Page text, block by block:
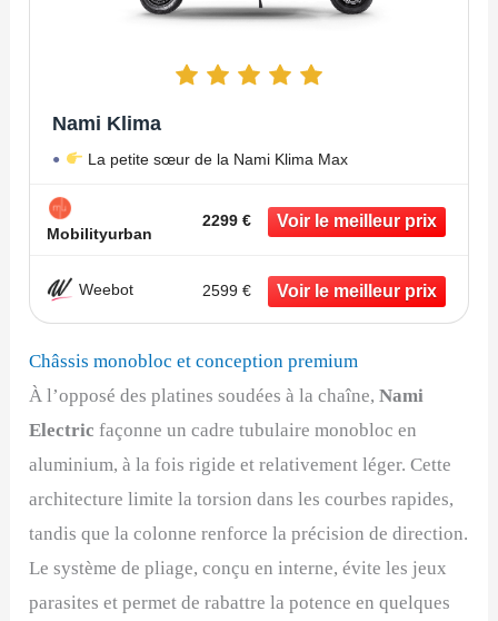
Nami Klima
La petite sœur de la Nami Klima Max
Mobilityurban
2299 €
Weebot 2599 €
Châssis monobloc et conception premium
À l’opposé des platines soudées à la chaîne,Nami
Electric façonne un cadre tubulaire monobloc en
aluminium, à la fois rigide et relativement léger. Cette
architecture limite la torsion dans les courbes rapides,
tandis que la colonne renforce la précision de direction.
Le système de pliage, conçu en interne, évite les jeux
parasites et permet de rabattre la potence en quelques